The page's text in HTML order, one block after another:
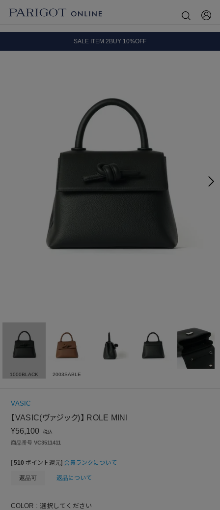
SALE ITEM 2BUY 10%OFF
1000BLACK 2003SABLE
VASIC
【VASIC(ヴァジック)】 ROLE MINI
¥56,100 税込
商品番号 VC3511411
[ 510 ポイント還元] 会員ランクについて
返品可 返品について
COLOR 選択してください